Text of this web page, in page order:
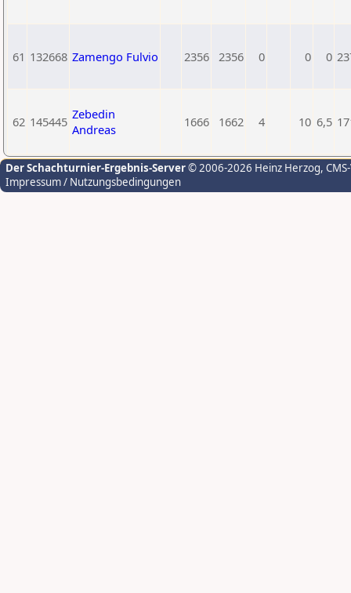
61 132668 Zamengo Fulvio 2356 2356 0 0 0
62 145445 Zebedin
Andreas
1666 1662 4 10 6,5
Der Schachturnier-Ergebnis-Server© 2006-2026 Heinz Herzog,
Impressum / Nutzungsbedingungen